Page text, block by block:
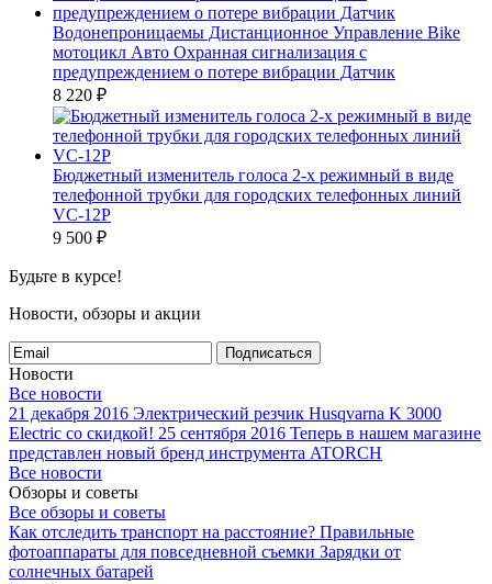
Водонепроницаемы Дистанционное Управление Bike
мотоцикл Авто Охранная сигнализация с
предупреждением о потере вибрации Датчик
8 220 ₽
Бюджетный изменитель голоса 2-х режимный в виде
телефонной трубки для городских телефонных линий
VC-12P
9 500 ₽
Будьте в курсе!
Новости, обзоры и акции
Подписаться
Новости
Все новости
21 декабря 2016 Электрический резчик Husqvarna K 3000
Electric со скидкой! 25 сентября 2016 Теперь в нашем магазине
представлен новый бренд инструмента ATORCH
Все новости
Обзоры и советы
Все обзоры и советы
Как отследить транспорт на расстояние? Правильные
фотоаппараты для повседневной съемки Зарядки от
солнечных батарей